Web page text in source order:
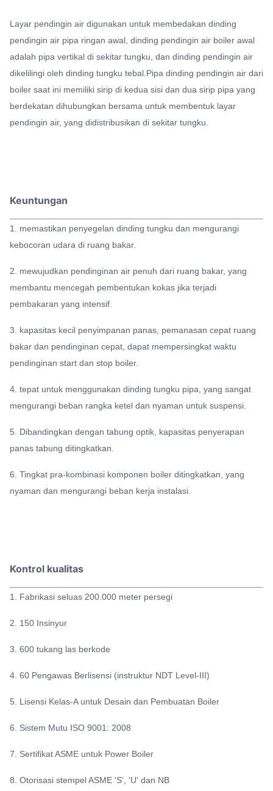
Layar pendingin air digunakan untuk membedakan dinding
pendingin air pipa ringan awal, dinding pendingin air boiler awal
adalah pipa vertikal di sekitar tungku, dan dinding pendingin air
dikelilingi oleh dinding tungku tebal.Pipa dinding pendingin air dari
boiler saat ini memiliki sirip di kedua sisi dan dua sirip pipa yang
berdekatan dihubungkan bersama untuk membentuk layar
pendingin air, yang didistribusikan di sekitar tungku.
Keuntungan
1. memastikan penyegelan dinding tungku dan mengurangi
kebocoran udara di ruang bakar.
2. mewujudkan pendinginan air penuh dari ruang bakar, yang
membantu mencegah pembentukan kokas jika terjadi
pembakaran yang intensif.
3. kapasitas kecil penyimpanan panas, pemanasan cepat ruang
bakar dan pendinginan cepat, dapat mempersingkat waktu
pendinginan start dan stop boiler.
4. tepat untuk menggunakan dinding tungku pipa, yang sangat
mengurangi beban rangka ketel dan nyaman untuk suspensi.
5. Dibandingkan dengan tabung optik, kapasitas penyerapan
panas tabung ditingkatkan.
6. Tingkat pra-kombinasi komponen boiler ditingkatkan, yang
nyaman dan mengurangi beban kerja instalasi.
Kontrol kualitas
1. Fabrikasi seluas 200.000 meter persegi
2. 150 Insinyur
3. 600 tukang las berkode
4. 60 Pengawas Berlisensi (instruktur NDT Level-III)
5. Lisensi Kelas-A untuk Desain dan Pembuatan Boiler
6. Sistem Mutu ISO 9001: 2008
7. Sertifikat ASME untuk Power Boiler
8. Otorisasi stempel ASME 'S', 'U' dan NB